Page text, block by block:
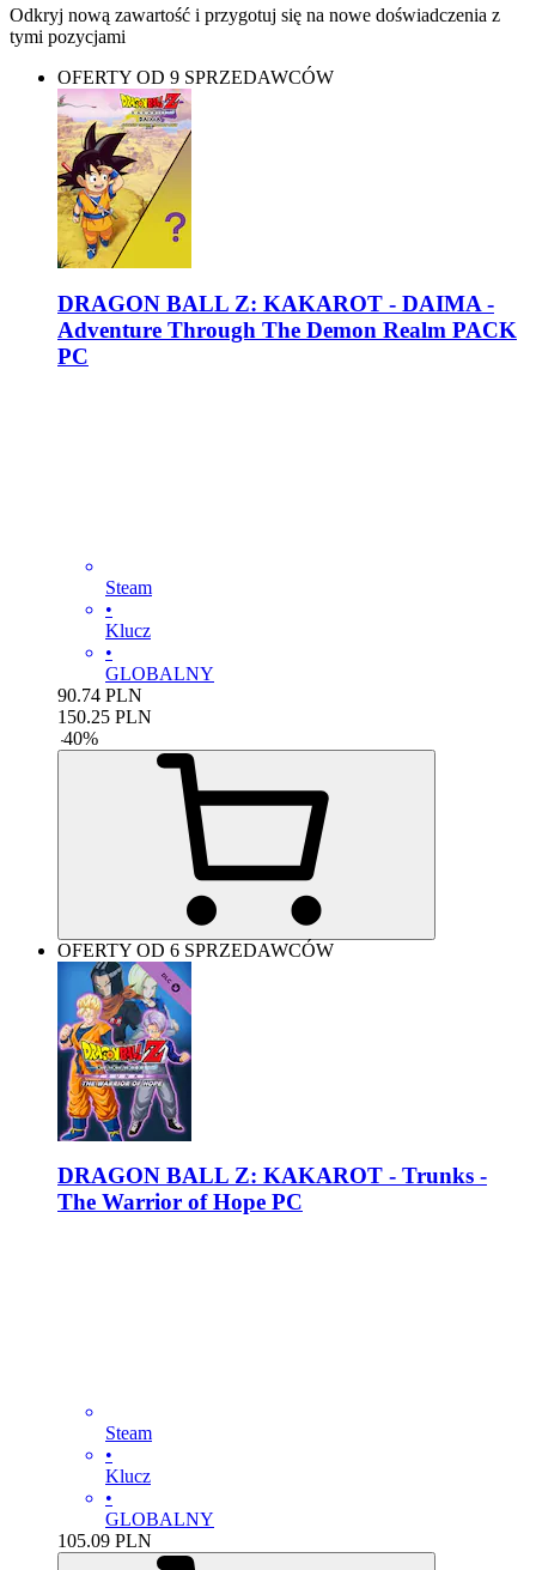
Odkryj nową zawartość i przygotuj się na nowe doświadczenia z
tymi pozycjami
OFERTY OD 9 SPRZEDAWCÓW
DRAGON BALL Z: KAKAROT - DAIMA -
Adventure Through The Demon Realm PACK
PC
Steam
•
Klucz
•
GLOBALNY
90.74 PLN
150.25 PLN
-40%
OFERTY OD 6 SPRZEDAWCÓW
DRAGON BALL Z: KAKAROT - Trunks -
The Warrior of Hope PC
Steam
•
Klucz
•
GLOBALNY
105.09 PLN